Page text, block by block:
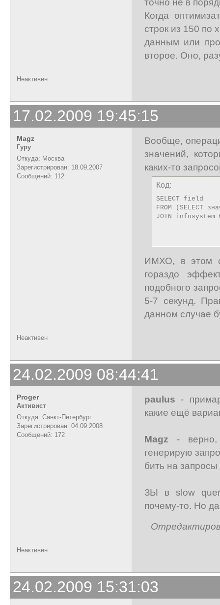
Когда
строк из 150 по
данным или
второе. Оно,
Неактивен
17.02.2009 19:45:15
Magz
Гуру
Откуда: Москва
Зарегистрирован: 18.09.2007
Сообщений: 112
Вообще,
значений,
каких-то
Код:
SELECT field
FROM (SELECT
JOIN infosystem
ИМХО, в этом
гораздо
подобного
5-7 секунд.
данном случае
Неактивен
24.02.2009 08:44:41
Proger
Активист
Откуда: Санкт-Петербург
Зарегистрирован: 04.09.2008
Сообщений: 172
paulus -
какие ещё
Magz - верно,
генерирую
бить на
ЗЫ в slow
почему-то. Но
Неактивен
24.02.2009 15:31:03